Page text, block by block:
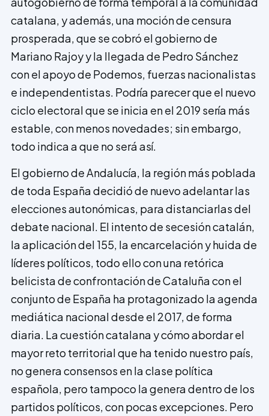
catalana, y además, una moción de censura
prosperada, que se cobró el gobierno de
Mariano Rajoy y la llegada de Pedro Sánchez
con el apoyo de Podemos, fuerzas nacionalistas
e independentistas. Podría parecer que el nuevo
ciclo electoral que se inicia en el 2019 sería más
estable, con menos novedades; sin embargo,
todo indica a que no será así.
El gobierno de Andalucía, la región más poblada
de toda España decidió de nuevo adelantar las
elecciones autonómicas, para distanciarlas del
debate nacional. El intento de secesión catalán,
la aplicación del 155, la encarcelación y huida de
líderes políticos, todo ello con una retórica
belicista de confrontación de Cataluña con el
conjunto de España ha protagonizado la agenda
mediática nacional desde el 2017, de forma
diaria. La cuestión catalana y cómo abordar el
mayor reto territorial que ha tenido nuestro país,
no genera consensos en la clase política
española, pero tampoco la genera dentro de los
partidos políticos, con pocas excepciones. Pero